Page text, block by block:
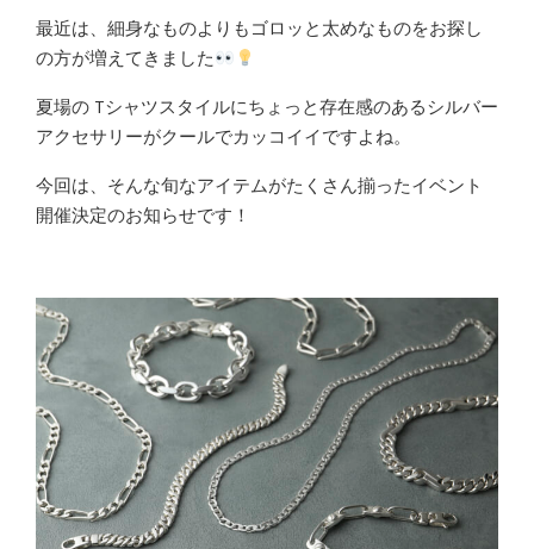
最近は、細身なものよりもゴロッと太めなものをお探し
の方が増えてきました
夏場の Tシャツスタイルにちょっと存在感のあるシルバー
アクセサリーがクールでカッコイイですよね。
今回は、そんな旬なアイテムがたくさん揃ったイベント
開催決定のお知らせです！